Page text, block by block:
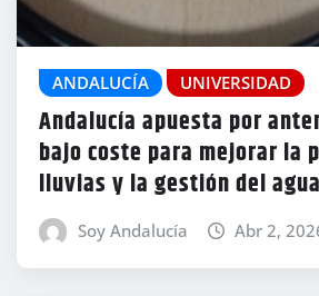
ANDALUCÍA UNIVERSIDAD
Andalucía apuesta por
bajo coste para mejorar la
lluvias y la gestión del agua
Soy Andalucía Abr 2,